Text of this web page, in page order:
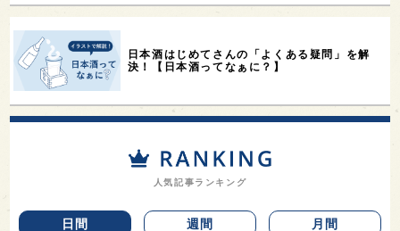
日本酒はじめてさんの「よくある疑問」を解
決！【日本酒ってなぁに？】
人気記事ランキング
日間 週間 月間